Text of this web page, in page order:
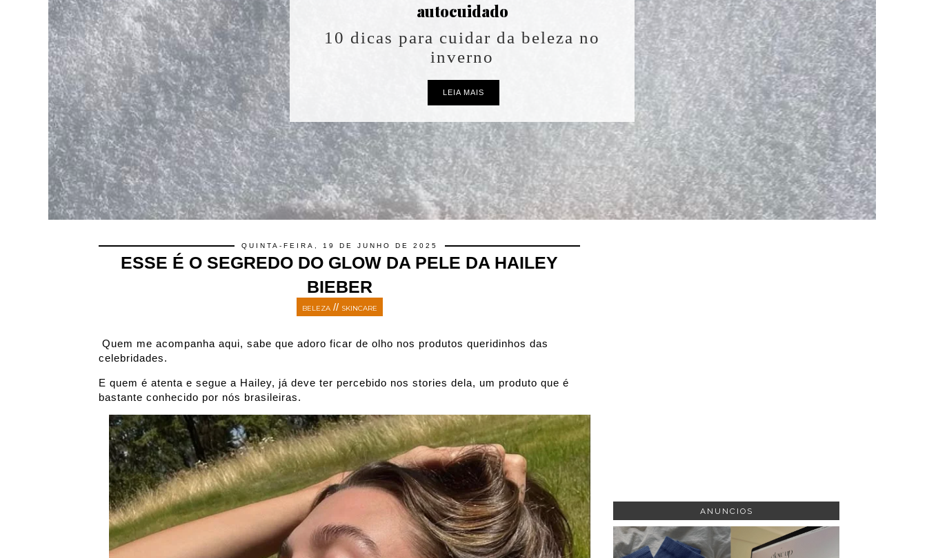
BEM-ESTAR
15 pequenas coisas que deixam a
vida mais bonita todos os dias
LEIA MAIS
QUINTA-FEIRA, 19 DE JUNHO DE 2025
ESSE É O SEGREDO DO GLOW DA PELE DA HAILEY
BIEBER
BELEZA// SKINCARE
Quem me acompanha aqui, sabe que adoro ficar de olho nos produtos queridinhos das
celebridades.
E quem é atenta e segue a Hailey, já deve ter percebido nos stories dela, um produto que é
bastante conhecido por nós brasileiras.
ANUNCIOS